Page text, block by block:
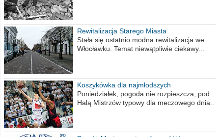
Rewitalizacja Starego Miasta
Stała się ostatnio modna rewitalizacja we
Włocławku. Temat niewątpliwie ciekawy...
Koszykówka dla najmłodszych
Poniedziałek, pogoda nie rozpieszcza, pod
Halą Mistrzów typowy dla meczowego dnia..